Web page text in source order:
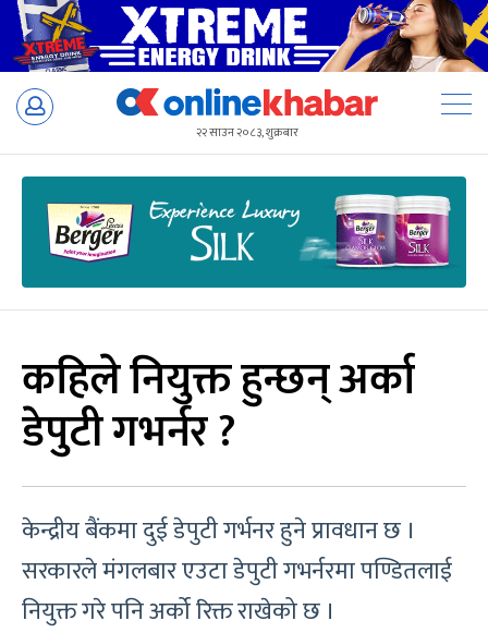
Skip
२२ साउन २०८३, शुक्रबार
कहिले नियुक्त हुन्छन् अर्का
डेपुटी गभर्नर ?
केन्द्रीय बैंकमा दुई डेपुटी गर्भनर हुने प्रावधान छ ।
सरकारले मंगलबार एउटा डेपुटी गभर्नरमा पण्डितलाई
नियुक्त गरे पनि अर्को रिक्त राखेको छ ।